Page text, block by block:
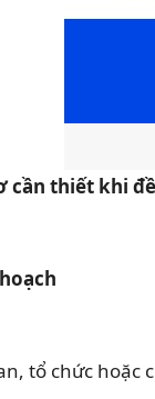
cần thiết khi
tổ chức